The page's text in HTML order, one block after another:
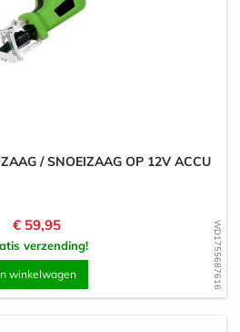
WD1755687616
/ SNOEIZAAG OP 12V ACCU
Prijs
€ 59,95
verzending!
winkelwagen